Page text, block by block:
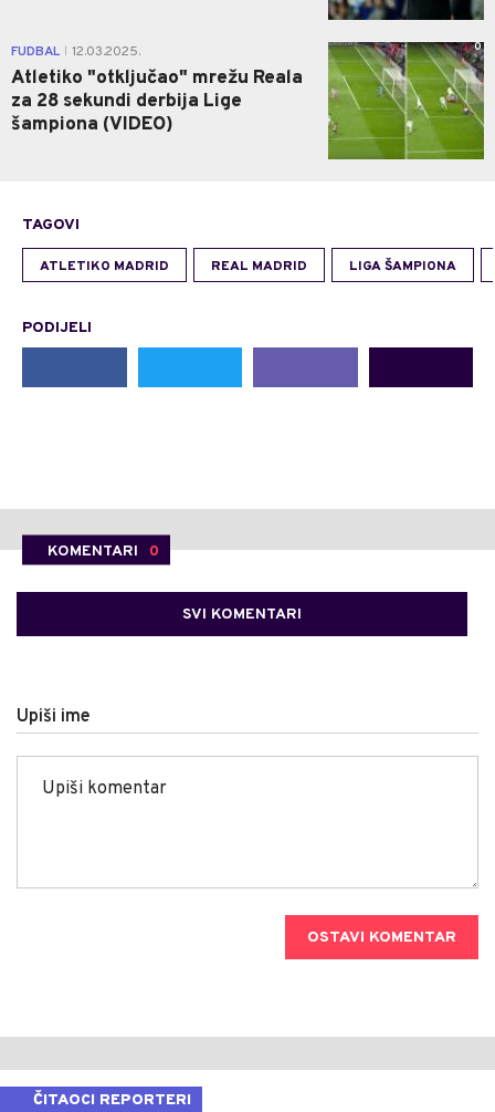
FUDBAL 12.03.2025.
Atletiko "otključao" mrežu Reala
za 28 sekundi derbija Lige
šampiona (VIDEO)
0
TAGOVI
ATLETIKO MADRID REAL MADRID LIGA ŠAMPIONA
PODIJELI
KOMENTARI 0
SVI KOMENTARI
Upiši ime
OSTAVI KOMENTAR
ČITAOCI REPORTERI